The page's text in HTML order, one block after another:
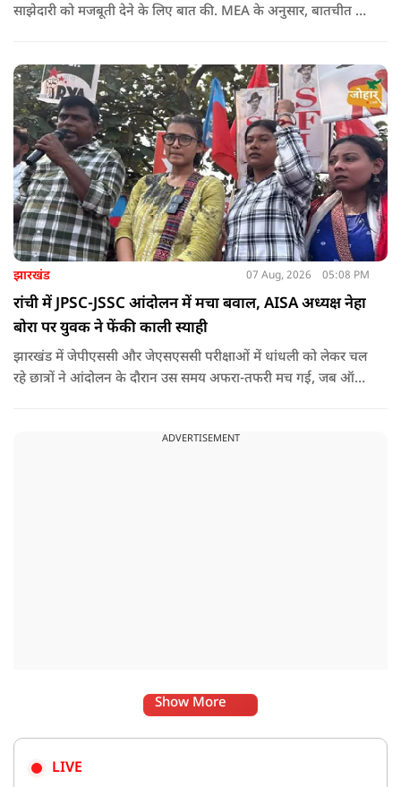
साझेदारी को मजबूती देने के ल‍िए बात की. MEA के अनुसार, बातचीत की
झारखंड 07 Aug, 2026 05:08 PM
रांची में JPSC-JSSC आंदोलन में मचा बवाल, AISA अध्यक्ष नेहा
बोरा पर युवक ने फेंकी काली स्याही
झारखंड में जेपीएससी और जेएसएससी परीक्षाओं में धांधली को लेकर चल
रहे छात्रों ने आंदोलन के दौरान उस समय अफरा-तफरी मच गई, जब ऑल
ADVERTISEMENT
Show More
LIVE